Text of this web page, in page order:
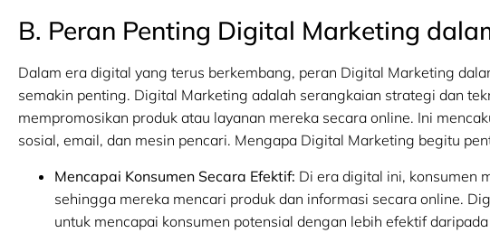
B. Peran Penting Digital Marketing
Dalam era digital yang terus berkembang, peran Digital Marketing
semakin penting. Digital Marketing adalah serangkaian strategi dan
mempromosikan produk atau layanan mereka secara online. Ini
sosial, email, dan mesin pencari. Mengapa Digital Marketing begitu
Mencapai Konsumen Secara Efektif: Di era digital ini, konsumen
sehingga mereka mencari produk dan informasi secara online.
untuk mencapai konsumen potensial dengan lebih efektif